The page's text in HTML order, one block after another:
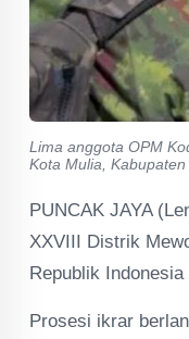
Lima anggota OPM
Kota Mulia,
PUNCAK JAYA
XXVIII Distrik
Republik
Prosesi ikrar